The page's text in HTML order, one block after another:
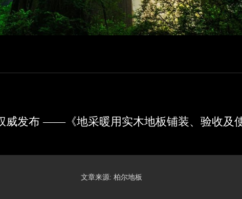
威发布 ——《地采暖用实木地板铺装、验收及
文章来源: 柏尔地板